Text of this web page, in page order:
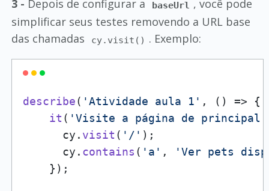
3 - Depois de configurar a baseUrl , você pode
simplificar seus testes removendo a URL base
das chamadas
cy.visit() . Exemplo:
describe( 'Atividade aula 1' , () => {
it ( 'Visite a página de principal
      cy.
visit ( '/' );
      cy.
contains ( 'a' ,
'Ver pets
    });